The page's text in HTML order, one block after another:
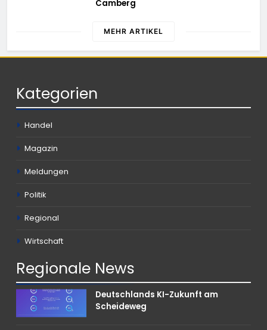
Camberg
MEHR ARTIKEL
Kategorien
Handel
Magazin
Meldungen
Politik
Regional
Wirtschaft
Regionale News
Deutschlands KI-Zukunft am
Scheideweg